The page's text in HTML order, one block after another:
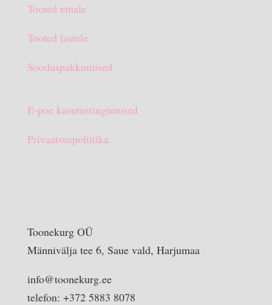
€15.90.
Tooted emale
Tooted lastele
Sooduspakkumised
E-poe kasutustingimused
Privaatsuspoliitika
Toonekurg OÜ
Männivälja tee 6, Saue vald, Harjumaa
info@toonekurg.ee
telefon: +372 5883 8078